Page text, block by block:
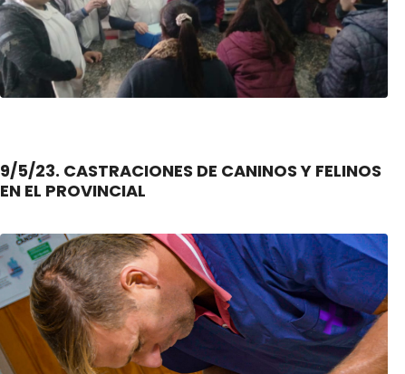
9/5/23. CASTRACIONES DE CANINOS Y FELINOS
EN EL PROVINCIAL